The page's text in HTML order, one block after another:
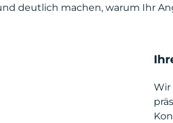
deutlich machen, warum Ihr
Wir